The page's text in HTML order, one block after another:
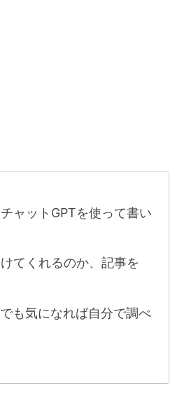
ャットGPTを使って書い
てくれるのか、記事を
も気になれば自分で調べ